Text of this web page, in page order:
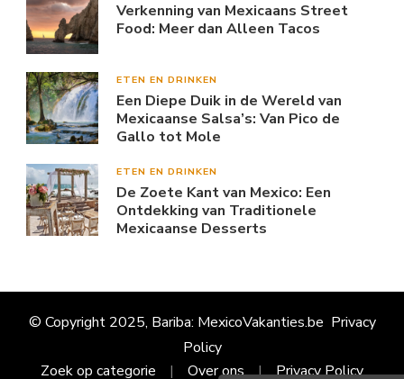
Verkenning van Mexicaans Street
Food: Meer dan Alleen Tacos
ETEN EN DRINKEN
Een Diepe Duik in de Wereld van
Mexicaanse Salsa’s: Van Pico de
Gallo tot Mole
ETEN EN DRINKEN
De Zoete Kant van Mexico: Een
Ontdekking van Traditionele
Mexicaanse Desserts
© Copyright 2025, Bariba: MexicoVakanties.be Privacy
Policy
Zoek op categorie
Over ons Privacy Policy